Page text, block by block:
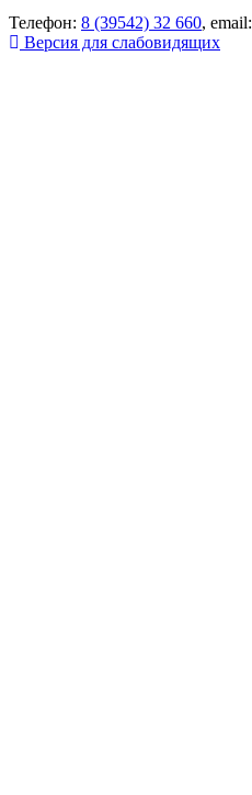
Телефон: 8 (39542) 32 660, email:
Версия для слабовидящих